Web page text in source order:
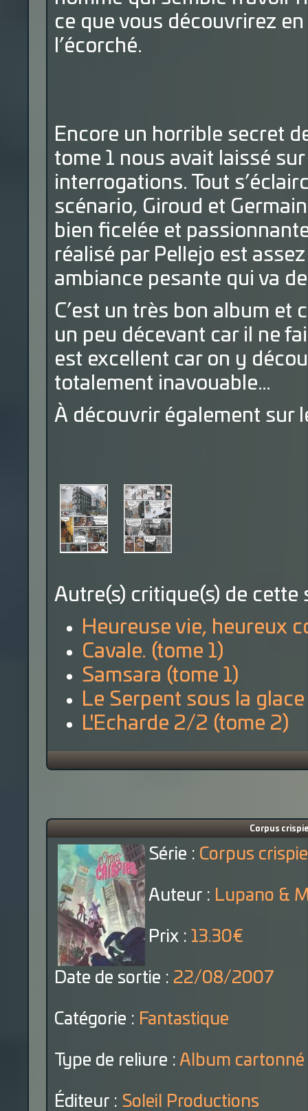
ce que vous découvrirez
l’écorché.
Encore un horrible secret
tome 1 nous avait laissé
interrogations. Tout
scénario, Giroud et
bien ficelée et
réalisé par Pellejo est
ambiance pesante qui va
C’est un très bon album et
un peu décevant car il ne
est excellent car on y
totalement inavouable…
À découvrir également sur
Autre(s) critique(s) de cette
Heureuse vie, heureux
Cavale. (tome 1)
Samsara (tome 1)
Le Serpent sous la
L'Echarde 2/2 (tome 2)
Corpus
Série : Corpus crispie
Auteur : Lupano &
Prix : 13.30€
Date de sortie : 22/08/2007
Catégorie : Fantastique
Type de reliure : Album cartonné
Éditeur : Soleil Productions